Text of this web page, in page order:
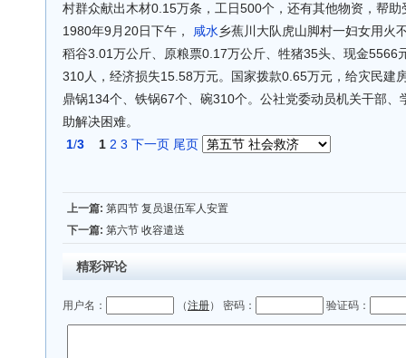
村群众献出木材0.15万条，工日500个，还有其他物资，帮助
1980年9月20日下午，
咸水乡蕉川大队虎山脚村一妇女用火
稻谷3.01万公斤、原粮票0.17万公斤、牲猪35头、现金5566
310人，经济损失15.58万元。国家拨款0.65万元，给灾民建
鼎锅134个、铁锅67个、碗310个。公社党委动员机关干部
助解决困难。
1/3 1 2 3 下一页 尾页
上一篇: 第四节 复员退伍军人安置
下一篇: 第六节 收容遣送
精彩评论
用户名： （注册） 密码： 验证码：